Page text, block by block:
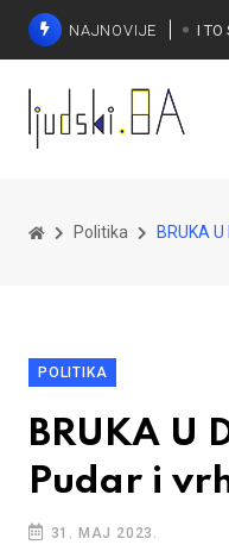
NAJNOVIJE
Politika BRUKA
POLITIKA
BRUKA U
Pudar i
31. MAJ 2023.